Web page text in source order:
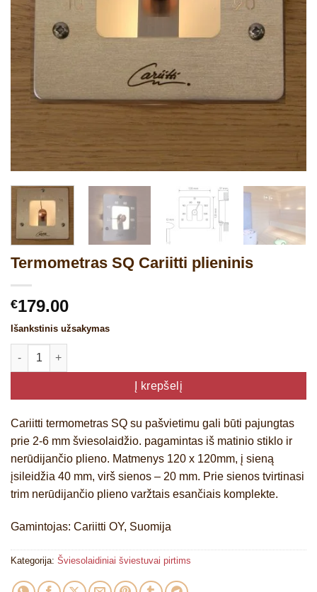
Termometras SQ Cariitti plieninis
€179.00
Išankstinis užsakymas
produkto kiekis: Termometras SQ Cariitti plieninis
Į krepšelį
Cariitti termometras SQ su pašvietimu gali būti pajungtas
prie 2-6 mm šviesolaidžio. pagamintas iš matinio stiklo ir
nerūdijančio plieno. Matmenys 120 x 120mm, į sieną
įsileidžia 40 mm, virš sienos – 20 mm. Prie sienos tvirtinasi
trim nerūdijančio plieno varžtais esančiais komplekte.
Gamintojas: Cariitti OY, Suomija
Kategorija: Šviesolaidiniai šviestuvai pirtims